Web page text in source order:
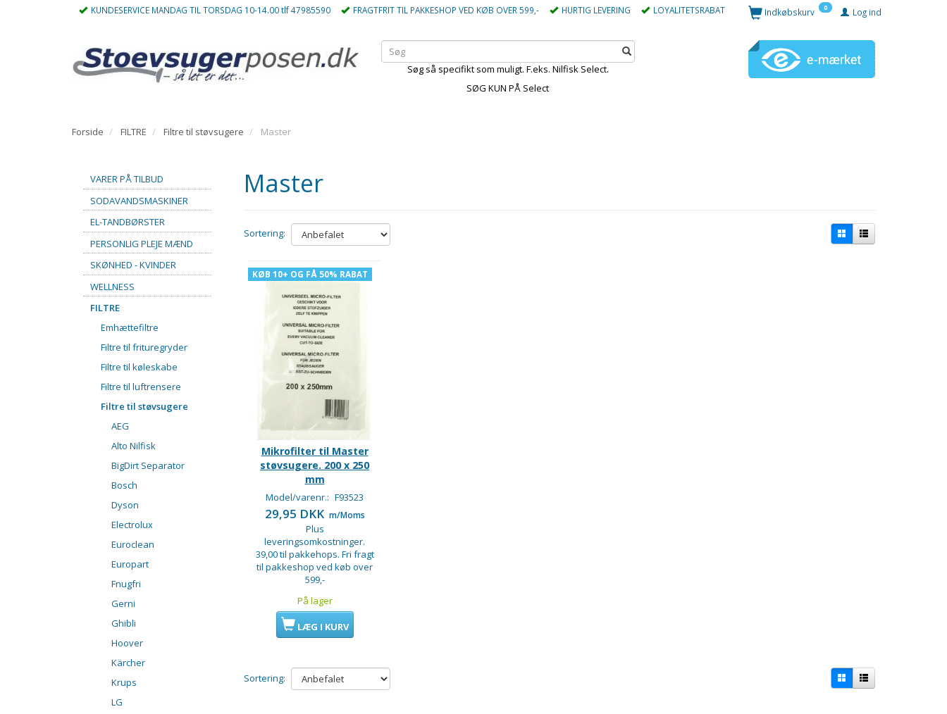
KUNDESERVICE MANDAG TIL TORSDAG 10-14.00 tlf 47985590 FRAGTFRIT TIL PAKKESHOP VED KØB OVER 599,- HURTIG LEVERING LOYALITETSRABAT Log ind
Indkøbskurv 0
Søg så specifikt som muligt. F.eks. Nilfisk Select.
SØG KUN PÅ Select
Forside FILTRE Filtre til støvsugere Master
VARER PÅ TILBUD
SODAVANDSMASKINER
EL-TANDBØRSTER
PERSONLIG PLEJE MÆND
SKØNHED - KVINDER
WELLNESS
FILTRE
Emhættefiltre
Filtre til frituregryder
Filtre til køleskabe
Filtre til luftrensere
Filtre til støvsugere
AEG
Alto Nilfisk
BigDirt Separator
Bosch
Dyson
Electrolux
Euroclean
Europart
Fnugfri
Gerni
Ghibli
Hoover
Kärcher
Krups
LG
Master
Sortering:
KØB 10+ OG FÅ 50% RABAT
Mikrofilter til Master
støvsugere. 200 x 250
mm
Model/varenr.: F93523
29,95 DKK m/Moms
Plus
leveringsomkostninger.
39,00 til pakkehops. Fri fragt
til pakkeshop ved køb over
599,-
På lager
LÆG I KURV
Sortering: